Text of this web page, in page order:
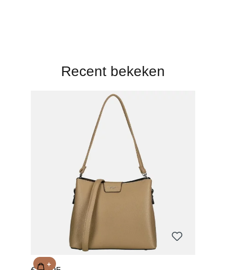
Recent bekeken
+